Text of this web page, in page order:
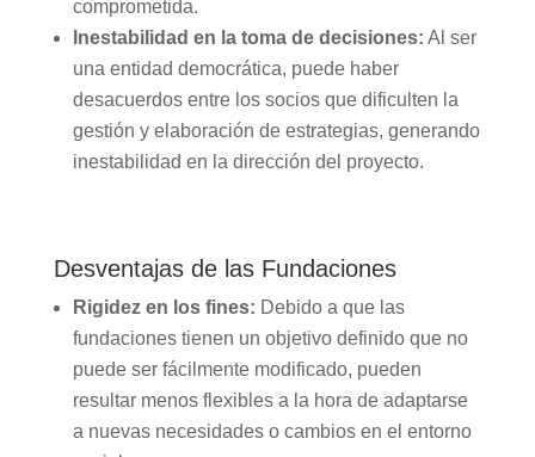
comprometida.
Inestabilidad en la toma de decisiones: Al ser
una entidad democrática, puede haber
desacuerdos entre los socios que dificulten la
gestión y elaboración de estrategias, generando
inestabilidad en la dirección del proyecto.
Desventajas de las Fundaciones
Rigidez en los fines: Debido a que las
fundaciones tienen un objetivo definido que no
puede ser fácilmente modificado, pueden
resultar menos flexibles a la hora de adaptarse
a nuevas necesidades o cambios en el entorno